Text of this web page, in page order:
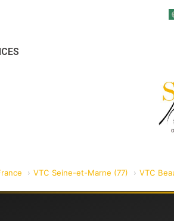
VTC Seine-et-Marne (77) VTC